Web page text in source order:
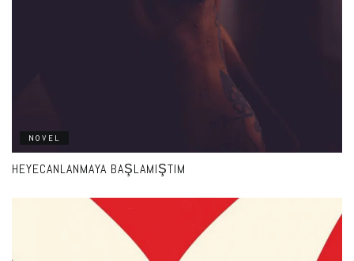
NOVEL
HEYECANLANMAYA BAŞLAMIŞTIM